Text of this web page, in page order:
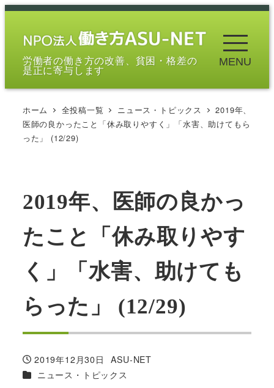
メ
労働者の働き方の改善、貧困・格差の
是正に寄与します
MENU
ホーム 全投稿一覧 ニュース・トピックス
2019年、
医師の良かったこと「休み取りやすく」「水害、助けてもら
った」 (12/29)
2019年、医師の良かっ
たこと「休み取りやす
く」「水害、助けても
らった」 (12/29)
投稿日
2019年12月30日
著
者
ASU-NET
カテゴリー
ニュース・トピックス